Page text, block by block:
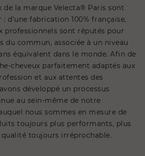
de la marque Velecta® Paris sont
d’une fabrication 100% française,
professionnels sont réputés pour
du commun, associée à un niveau
équivalent dans le monde. Afin de
cheveux parfaitement adaptés aux
et aux attentes des
développé un processus
au sein-même de notre
nous sommes en mesure de
toujours plus performants, plus
qualité toujours irréprochable.